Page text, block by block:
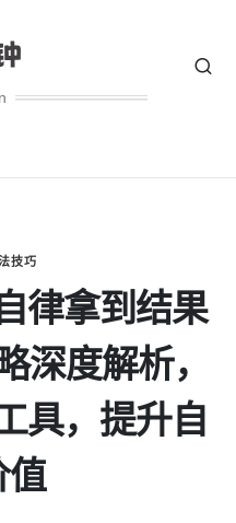
技巧
律拿到结果
深度解析，
具，提升自
值